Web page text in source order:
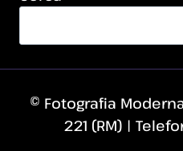
© Fotografia
221 (RM) |